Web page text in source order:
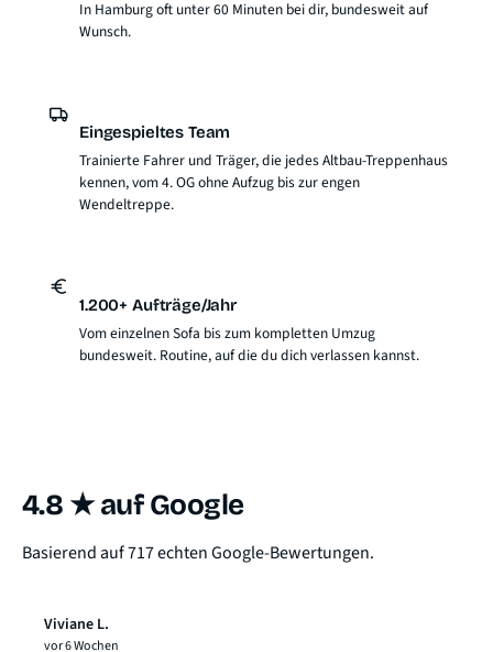
In Hamburg oft unter 60 Minuten bei dir, bundesweit auf
Wunsch.
Eingespieltes Team
Trainierte Fahrer und Träger, die jedes Altbau-Treppenhaus
kennen, vom 4. OG ohne Aufzug bis zur engen
Wendeltreppe.
1.200+ Aufträge/Jahr
Vom einzelnen Sofa bis zum kompletten Umzug
bundesweit. Routine, auf die du dich verlassen kannst.
4.8 ★ auf Google
Basierend auf 717 echten Google-Bewertungen.
Viviane L.
vor 6 Wochen